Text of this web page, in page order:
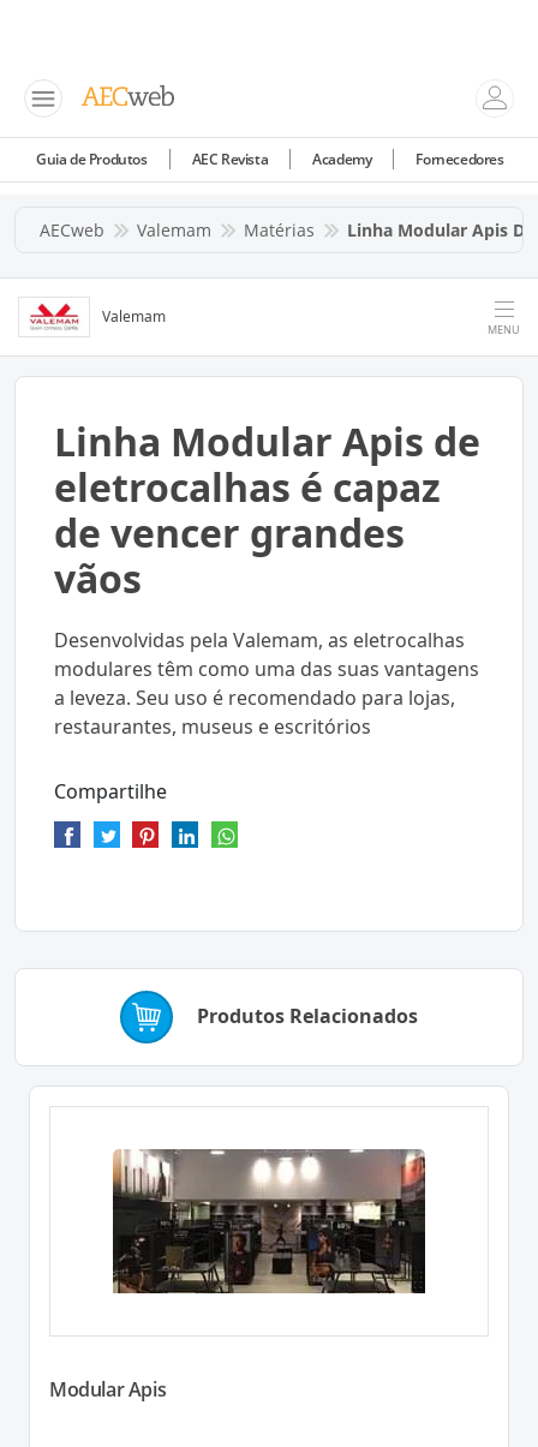
Guia de Produtos AEC Revista Academy Fornecedores
AECweb Valemam Matérias Linha Modular Apis De
Valemam
MENU
Linha Modular Apis de
eletrocalhas é capaz
de vencer grandes
vãos
Desenvolvidas pela Valemam, as eletrocalhas
modulares têm como uma das suas vantagens
a leveza. Seu uso é recomendado para lojas,
restaurantes, museus e escritórios
Compartilhe
Produtos Relacionados
Modular Apis